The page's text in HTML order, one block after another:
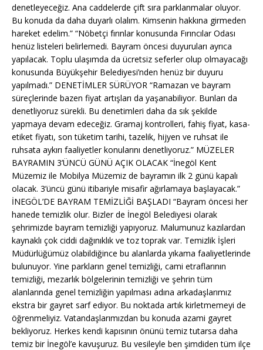
denetleyeceğiz. Ana caddelerde çift sıra parklanmalar oluyor.
Bu konuda da daha duyarlı olalım. Kimsenin hakkına girmeden
hareket edelim.” “Nöbetçi fırınlar konusunda Fırıncılar Odası
henüz listeleri belirlemedi. Bayram öncesi duyuruları ayrıca
yapılacak. Toplu ulaşımda da ücretsiz seferler olup olmayacağı
konusunda Büyükşehir Belediyesi’nden henüz bir duyuru
yapılmadı.” DENETİMLER SÜRÜYOR “Ramazan ve bayram
süreçlerinde bazen fiyat artışları da yaşanabiliyor. Bunları da
denetliyoruz sürekli. Bu denetimleri daha da sık şekilde
yapmaya devam edeceğiz. Gramaj kontrolleri, fahiş fiyat, kasa-
etiket fiyatı, son tüketim tarihi, tazelik, hijyen ve ruhsat ile
ruhsata aykırı faaliyetler konularını denetliyoruz.” MÜZELER
BAYRAMIN 3’ÜNCÜ GÜNÜ AÇIK OLACAK “İnegöl Kent
Müzemiz ile Mobilya Müzemiz de bayramın ilk 2 günü kapalı
olacak. 3’üncü günü itibariyle misafir ağırlamaya başlayacak.”
İNEGÖL’DE BAYRAM TEMİZLİĞİ BAŞLADI “Bayram öncesi her
hanede temizlik olur. Bizler de İnegöl Belediyesi olarak
şehrimizde bayram temizliği yapıyoruz. Malumunuz kazılardan
kaynaklı çok ciddi dağınıklık ve toz toprak var. Temizlik İşleri
Müdürlüğümüz olabildiğince bu alanlarda yıkama faaliyetlerinde
bulunuyor. Yine parkların genel temizliği, cami etraflarının
temizliği, mezarlık bölgelerinin temizliği ve şehrin tüm
alanlarında genel temizliğin yapılması adına arkadaşlarımız
ekstra bir gayret sarf ediyor. Bu noktada artık kirletmemeyi de
öğrenmeliyiz. Vatandaşlarımızdan bu konuda azami gayret
bekliyoruz. Herkes kendi kapısının önünü temiz tutarsa daha
temiz bir İnegöl’e kavuşuruz. Bu vesileyle ben şimdiden tüm ilçe